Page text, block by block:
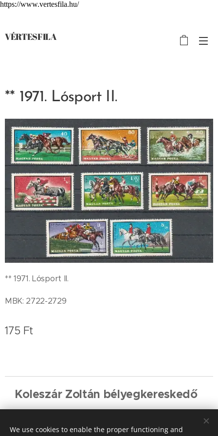
https://www.vertesfila.hu/
VÉRTESFILA
** 1971. Lósport II.
** 1971. Lósport II.
MBK: 2722-2729
175 Ft
Koleszár Zoltán bélyegkereskedő
Languages
We use cookies to enable the proper functioning and